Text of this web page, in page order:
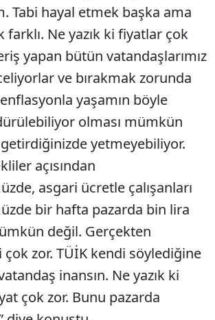
Tabi hayal etmek başka ama
farklı. Ne yazık ki fiyatlar çok
yapan bütün vatandaşlarımız
ve bırakmak zorunda
yaşamın böyle
olması mümkün
yetmeyebiliyor.
açısından
asgari ücretle çalışanları
bir hafta pazarda bin lira
değil. Gerçekten
çok zor. TÜİK kendi söylediğine
inansın. Ne yazık ki
çok zor. Bunu pazarda